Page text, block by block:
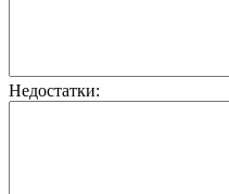
Недостатки: